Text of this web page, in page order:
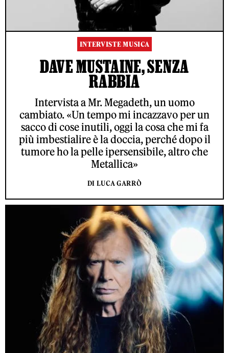
INTERVISTE MUSICA
DAVE MUSTAINE, SENZA
RABBIA
Intervista a Mr. Megadeth, un uomo
cambiato. «Un tempo mi incazzavo per un
sacco di cose inutili, oggi la cosa che mi fa
più imbestialire è la doccia, perché dopo il
tumore ho la pelle ipersensibile, altro che
Metallica»
DI LUCA GARRÒ